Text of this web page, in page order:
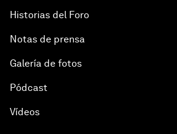
Historias del Foro
Notas de prensa
Galería de fotos
Pódcast
Vídeos